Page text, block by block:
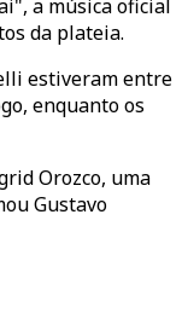
a música oficial
da plateia.
estiveram entre
enquanto os
Orozco, uma
Gustavo